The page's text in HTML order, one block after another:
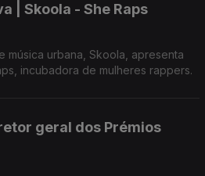
| Skoola - She Raps
música urbana, Skoola, apresenta
incubadora de mulheres rappers.
geral dos Prémios